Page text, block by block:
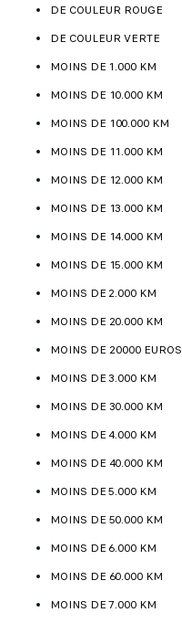
DE COULEUR ROUGE
DE COULEUR VERTE
MOINS DE 1.000 KM
MOINS DE 10.000 KM
MOINS DE 100.000 KM
MOINS DE 11.000 KM
MOINS DE 12.000 KM
MOINS DE 13.000 KM
MOINS DE 14.000 KM
MOINS DE 15.000 KM
MOINS DE 2.000 KM
MOINS DE 20.000 KM
MOINS DE 20000 EUROS
MOINS DE 3.000 KM
MOINS DE 30.000 KM
MOINS DE 4.000 KM
MOINS DE 40.000 KM
MOINS DE 5.000 KM
MOINS DE 50.000 KM
MOINS DE 6.000 KM
MOINS DE 60.000 KM
MOINS DE 7.000 KM